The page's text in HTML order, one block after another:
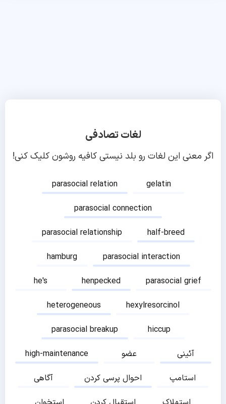
لغات تصادفی
اگر معنی این لغات رو بلد نیستی کافیه روشون کلیک کنی!
parasocial relation
gelatin
parasocial connection
parasocial relationship
half-breed
hamburg
parasocial interaction
he's
henpecked
parasocial grief
heterogeneous
hexylresorcinol
parasocial breakup
hiccup
high-maintenance
عضو
آئینی
آگاهی
احوال پرسی کردن
استامپ